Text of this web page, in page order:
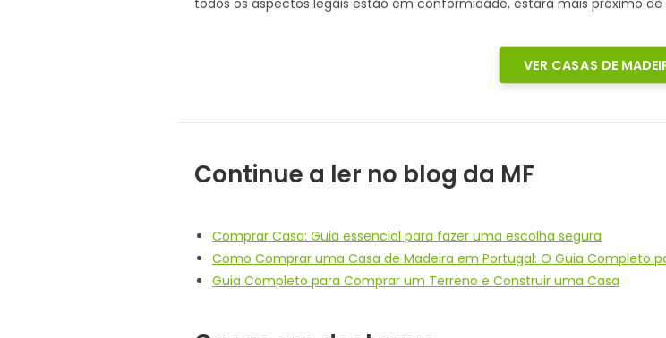
todos os aspectos legais estão em conformidade, estará mais próximo
VER CASAS DE
Continue a ler no blog da MF
Comprar Casa: Guia essencial para fazer uma escolha segura
Como Comprar uma Casa de Madeira em Portugal: O Guia Completo
Guia Completo para Comprar um Terreno e Construir uma Casa